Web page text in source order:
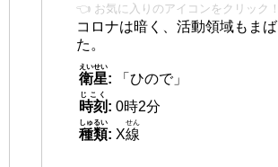
👈 お気に入りのアイコンをクリック！
コロナは暗く、活動領域もま
た。
衛星
えいせい
:
「ひので」
時刻
じこく
: 0時2分
種類
しゅるい
: X線
せん